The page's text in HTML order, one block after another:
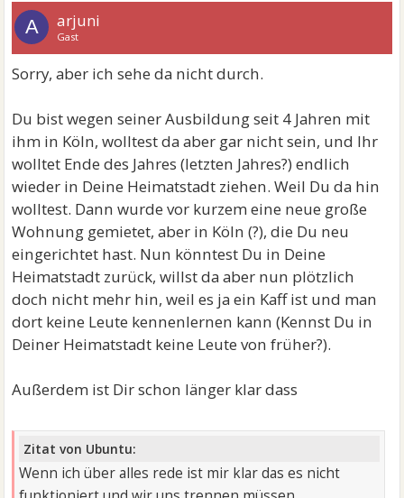
A arjuni
Gast
Sorry, aber ich sehe da nicht durch.
Du bist wegen seiner Ausbildung seit 4 Jahren mit
ihm in Köln, wolltest da aber gar nicht sein, und Ihr
wolltet Ende des Jahres (letzten Jahres?) endlich
wieder in Deine Heimatstadt ziehen. Weil Du da hin
wolltest. Dann wurde vor kurzem eine neue große
Wohnung gemietet, aber in Köln (?), die Du neu
eingerichtet hast. Nun könntest Du in Deine
Heimatstadt zurück, willst da aber nun plötzlich
doch nicht mehr hin, weil es ja ein Kaff ist und man
dort keine Leute kennenlernen kann (Kennst Du in
Deiner Heimatstadt keine Leute von früher?).
Außerdem ist Dir schon länger klar dass
Zitat von Ubuntu:
Wenn ich über alles rede ist mir klar das es nicht